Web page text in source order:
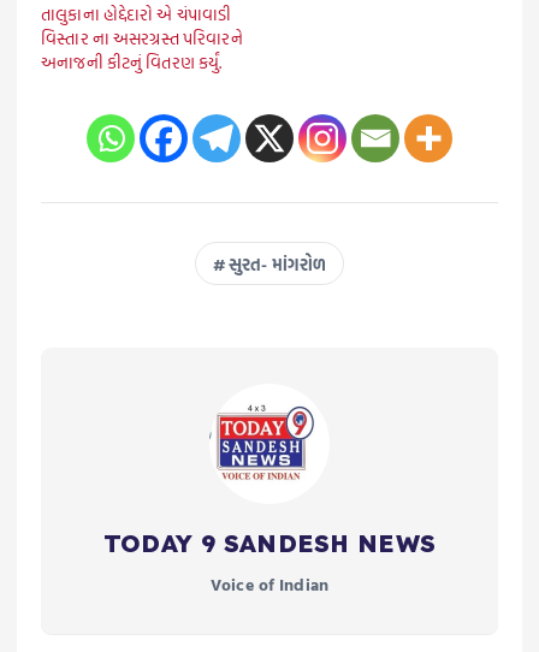
તાલુકાના હોદ્દેદારો એ ચંપાવાડી
વિસ્તાર ના અસરગ્રસ્ત પરિવારને
અનાજની કીટનું વિતરણ કર્યું.
સુરત- માંગરોળ
TODAY 9 SANDESH NEWS
Voice of Indian